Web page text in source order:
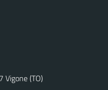
Vigone (TO)